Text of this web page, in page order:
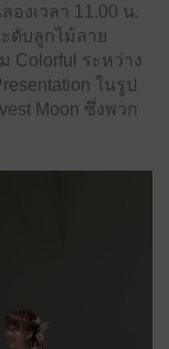
งเวลา 11.00 น.
ดับลูกไม้ลาย
Colorful ระหว่าง
ในรูป
Moon ซึ่งพวก